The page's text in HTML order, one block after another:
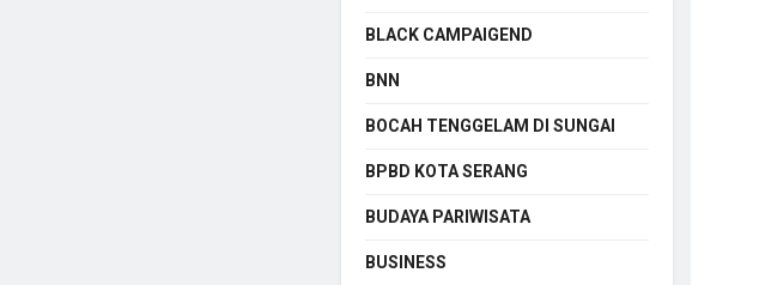
BLACK CAMPAIGEND
BNN
BOCAH TENGGELAM DI SUNGAI
BPBD KOTA SERANG
BUDAYA PARIWISATA
BUSINESS